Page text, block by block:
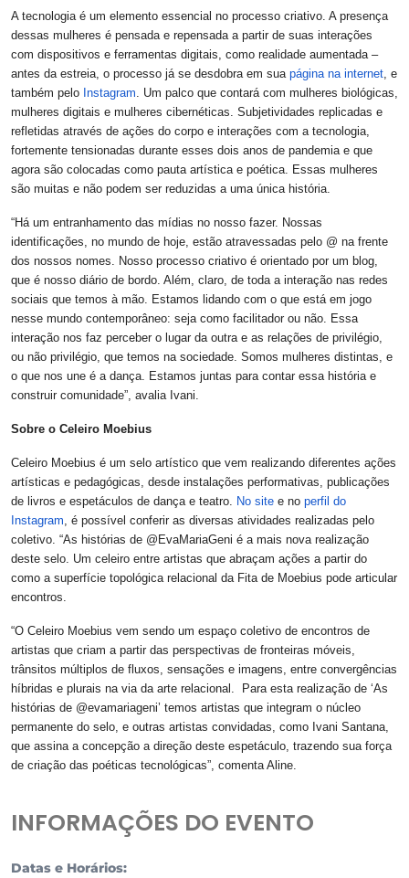
A tecnologia é um elemento essencial no processo criativo. A presença
dessas mulheres é pensada e repensada a partir de suas interações
com dispositivos e ferramentas digitais, como realidade aumentada –
antes da estreia, o processo já se desdobra em sua página na internet, e
também pelo Instagram. Um palco que contará com mulheres biológicas,
mulheres digitais e mulheres cibernéticas. Subjetividades replicadas e
refletidas através de ações do corpo e interações com a tecnologia,
fortemente tensionadas durante esses dois anos de pandemia e que
agora são colocadas como pauta artística e poética. Essas mulheres
são muitas e não podem ser reduzidas a uma única história.
“Há um entranhamento das mídias no nosso fazer. Nossas
identificações, no mundo de hoje, estão atravessadas pelo @ na frente
dos nossos nomes. Nosso processo criativo é orientado por um blog,
que é nosso diário de bordo. Além, claro, de toda a interação nas redes
sociais que temos à mão. Estamos lidando com o que está em jogo
nesse mundo contemporâneo: seja como facilitador ou não. Essa
interação nos faz perceber o lugar da outra e as relações de privilégio,
ou não privilégio, que temos na sociedade. Somos mulheres distintas, e
o que nos une é a dança. Estamos juntas para contar essa história e
construir comunidade”, avalia Ivani.
Sobre o Celeiro Moebius
Celeiro Moebius é um selo artístico que vem realizando diferentes ações
artísticas e pedagógicas, desde instalações performativas, publicações
de livros e espetáculos de dança e teatro. No site e no perfil do
Instagram, é possível conferir as diversas atividades realizadas pelo
coletivo. “As histórias de @EvaMariaGeni é a mais nova realização
deste selo. Um celeiro entre artistas que abraçam ações a partir do
como a superfície topológica relacional da Fita de Moebius pode articular
encontros.
“O Celeiro Moebius vem sendo um espaço coletivo de encontros de
artistas que criam a partir das perspectivas de fronteiras móveis,
trânsitos múltiplos de fluxos, sensações e imagens, entre convergências
híbridas e plurais na via da arte relacional. Para esta realização de ‘As
histórias de @evamariageni’ temos artistas que integram o núcleo
permanente do selo, e outras artistas convidadas, como Ivani Santana,
que assina a concepção a direção deste espetáculo, trazendo sua força
de criação das poéticas tecnológicas”, comenta Aline.
INFORMAÇÕES DO EVENTO
Datas e Horários: